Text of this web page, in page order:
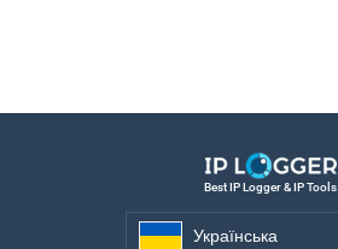
Best IP Logger & IP Tools
Українська